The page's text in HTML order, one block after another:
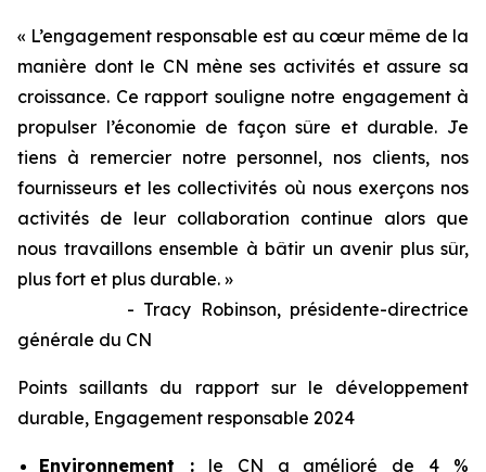
« L’engagement responsable est au cœur même de la
manière dont le CN mène ses activités et assure sa
croissance. Ce rapport souligne notre engagement à
propulser l’économie de façon sûre et durable. Je
tiens à remercier notre personnel, nos clients, nos
fournisseurs et les collectivités où nous exerçons nos
activités de leur collaboration continue alors que
nous travaillons ensemble à bâtir un avenir plus sûr,
plus fort et plus durable. »
- Tracy Robinson, présidente-directrice
générale du CN
Points saillants du rapport sur le développement
durable, Engagement responsable 2024
Environnement :le CN a amélioré de 4 %